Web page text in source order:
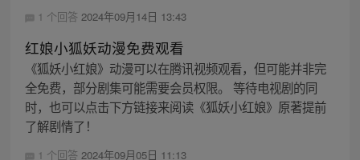
1 个回答 2024年09月14日 13:43
红娘小狐妖动漫免费观看
《狐妖小红娘》动漫可以在腾讯视频观看，但可能并非完
全免费，部分剧集可能需要会员权限。 等待电视剧的同
时，也可以点击下方链接来阅读《狐妖小红娘》原著提前
了解剧情了！
1 个回答 2024年09月05日 11:13